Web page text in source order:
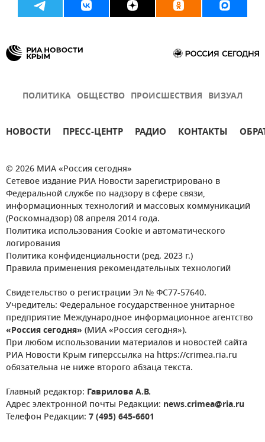
ПОЛИТИКА ОБЩЕСТВО ПРОИСШЕСТВИЯ ВИЗУАЛ
НОВОСТИ ПРЕСС-ЦЕНТР РАДИО КОНТАКТЫ
© 2026 МИА «Россия сегодня»
Сетевое издание РИА Новости зарегистрировано в
Федеральной службе по надзору в сфере связи,
информационных технологий и массовых коммуникаций
(Роскомнадзор) 08 апреля 2014 года.
Политика использования Cookie и автоматического
логирования
Политика конфиденциальности (ред. 2023 г.)
Правила применения рекомендательных технологий
Свидетельство о регистрации Эл № ФС77-57640.
Учредитель: Федеральное государственное унитарное
предприятие Международное информационное агентство
«Россия сегодня» (МИА «Россия сегодня»).
При любом использовании материалов и новостей сайта
РИА Новости Крым гиперссылка на https://crimea.ria.ru
обязательна не ниже второго абзаца текста.
Главный редактор: Гаврилова А.В.
Адрес электронной почты Редакции: news.crimea@ria.ru
Телефон Редакции: 7 (495) 645-6601